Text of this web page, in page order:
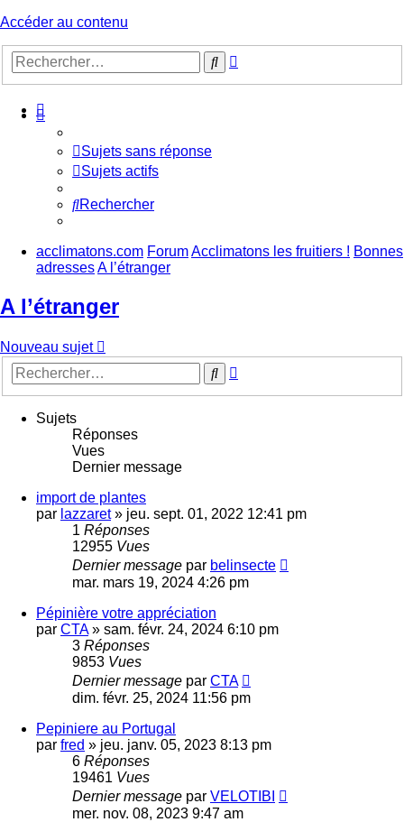
Accéder au contenu
Rechercher
Sujets sans réponse
Sujets actifs
Rechercher
acclimatons.com ForumAcclimatons les fruitiers ! Bonnes
adressesA l’étranger
A l’étranger
Nouveau sujet
Rechercher
Sujets
Réponses
Vues
Dernier message
import de plantes
par lazzaret» jeu. sept. 01, 2022 12:41 pm
1 Réponses
12955 Vues
Dernier message par belinsecte
mar. mars 19, 2024 4:26 pm
Pépinière votre appréciation
par CTA» sam. févr. 24, 2024 6:10 pm
3 Réponses
9853 Vues
Dernier message par CTA
dim. févr. 25, 2024 11:56 pm
Pepiniere au Portugal
par fred » jeu. janv. 05, 2023 8:13 pm
6 Réponses
19461 Vues
Dernier message par VELOTIBI
mer. nov. 08, 2023 9:47 am